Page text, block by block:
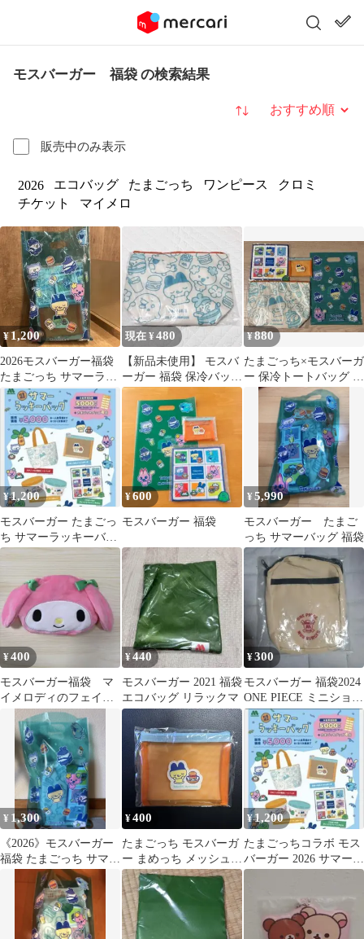
モスバーガー 福袋 の検索結果
販売中のみ表示
並び替え
2026 エコバッグ たまごっち ワンピース
クロミ
チケット
マイメロ
¥1,200
2026モスバーガー福袋
たまごっち サマーラッ
キーバッグ グッズセッ
ト
現在 ¥480
【新品未使用】 モスバ
ーガー 福袋 保冷バッグ
たまごっち
¥880
たまごっち×モスバーガ
ー 保冷トートバッグ ミ
ニハンカチ タオル メ
ッシュポーチ
¥1,200
モスバーガー たまごっ
ち サマーラッキーバッ
グ2026
¥600
モスバーガー 福袋
¥5,990
モスバーガー たまご
っち サマーバッグ 福袋
¥400
モスバーガー福袋 マ
イメロディのフェイス
ポーチ付きエコバッグ
¥440
モスバーガー 2021 福袋
エコバッグ リラックマ
¥300
モスバーガー 福袋2024
ONE PIECE ミニショル
ダーバッグ
¥ 1,300
《2026》モスバーガー
福袋 たまごっち サマー
ラッキーバッグ グッズ
¥400
たまごっち モスバーガ
ー まめっち メッシュポ
ーチ
¥1,200
たまごっちコラボ モス
バーガー 2026 サマーラ
ッキーバッグ